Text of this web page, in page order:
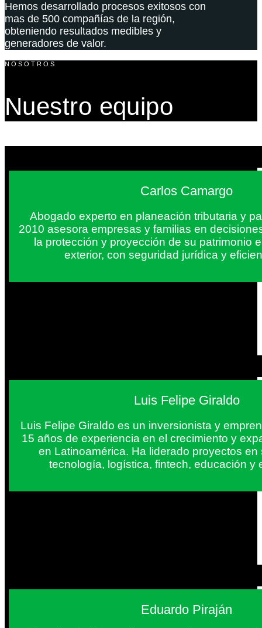
Hemos desarrollado procesos exitosos con
mas de 500 compañías de la región,
obteniendo resultados medibles y
generadores de valor.
NOSOTROS
Nuestro equipo
Carlos Camargo
Abogado experto en planeación tributaria y
2010 asesora empresas y familias en
la protección y proyección de su patrimonio
exterior, con seguridad jurídica y
Luis Felipe Giraldo
Luis Felipe Giraldo es un inversionista y
15 años de experiencia en el crecimiento y
en Latinoamérica. Ha liderado proyectos en
tecnología, logística, fintech, educación y
Eduardo Piraján